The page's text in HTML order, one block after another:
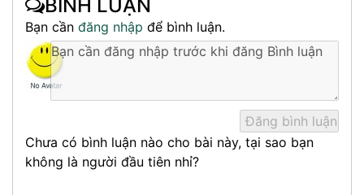
BÌNH LUẬN
Bạn cần đăng nhập để bình luận.
Chưa có bình luận nào cho bài này, tại sao bạn
không là người đầu tiên nhỉ?